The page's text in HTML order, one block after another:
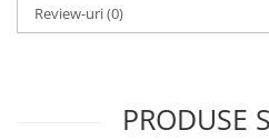
Radiere
Echere, rigle, raportoare,
Review-uri(0)
PRODUSE